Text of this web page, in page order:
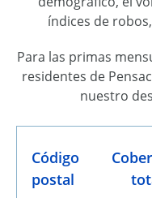
índices de
Para las primas
residentes de
nuestro
Código
postal